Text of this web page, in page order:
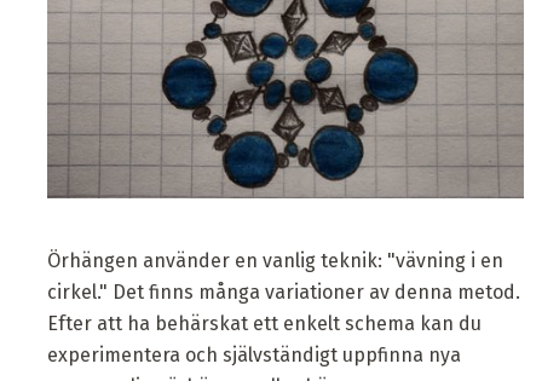
Örhängen använder en vanlig teknik: "vävning i en
cirkel." Det finns många variationer av denna metod.
Efter att ha behärskat ett enkelt schema kan du
experimentera och självständigt uppfinna nya